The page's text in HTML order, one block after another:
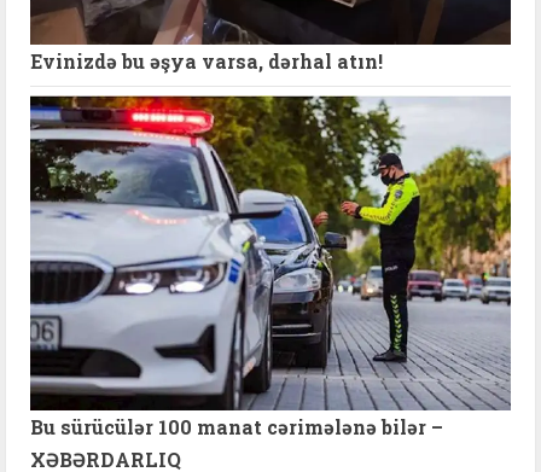
Evinizdə bu əşya varsa, dərhal atın!
Bu sürücülər 100 manat cərimələnə bilər –
XƏBƏRDARLIQ